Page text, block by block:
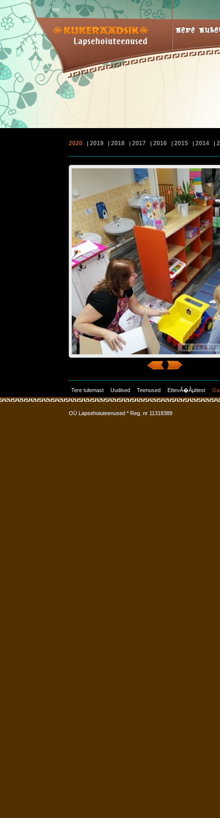
est
2020 |2019 |2018 |2017 |2016 |2015 |2014 |
Tere tulemast Uudised Teenused EttevÃ�Âµttest
OÜ Lapsehoiuteenused * Reg. nr 11318389